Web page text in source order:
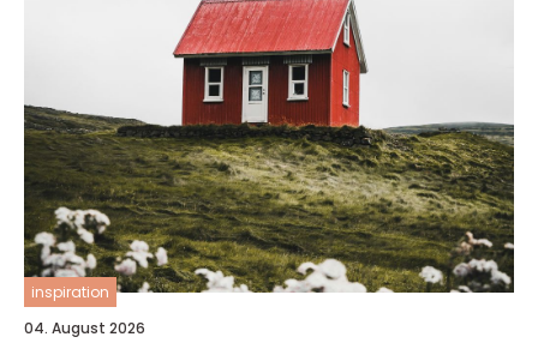
inspiration
04. August 2026